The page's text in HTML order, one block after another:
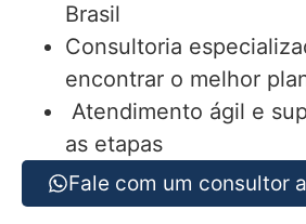
Brasil
Consultoria
encontrar o melhor
Atendimento ágil e
as etapas
Fale com um consultor